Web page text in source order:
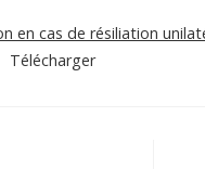
en cas de résiliation
Télécharger